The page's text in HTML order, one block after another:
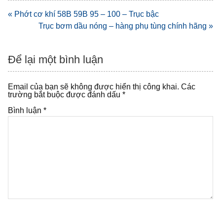
Điều
« Phớt cơ khí 58B 59B 95 – 100 – Trục bậc
Trục bơm dầu nóng – hàng phụ tùng chính hãng »
Để lại một bình luận
Email của bạn sẽ không được hiển thị công khai. Các
trường bắt buộc được đánh dấu *
Bình luận *